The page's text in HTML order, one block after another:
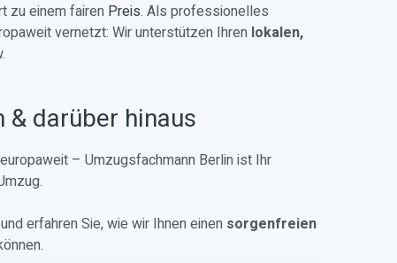
zu einem fairen Preis. Als professionelles
vernetzt: Wir unterstützen Ihren lokalen,
darüber hinaus
– Umzugsfachmann Berlin ist Ihr
erfahren Sie, wie wir Ihnen einen sorgenfreien